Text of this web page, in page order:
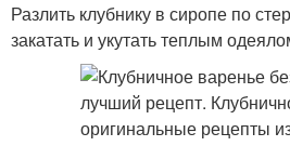
Разлить клубнику в сиропе по
закатать и укутать теплым